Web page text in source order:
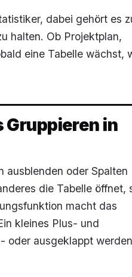
dabei gehört es
halten. Ob Projektplan,
eine Tabelle wächst,
Gruppieren in
ausblenden oder Spalten
die Tabelle öffnet,
macht das
kleines Plus- und
oder ausgeklappt